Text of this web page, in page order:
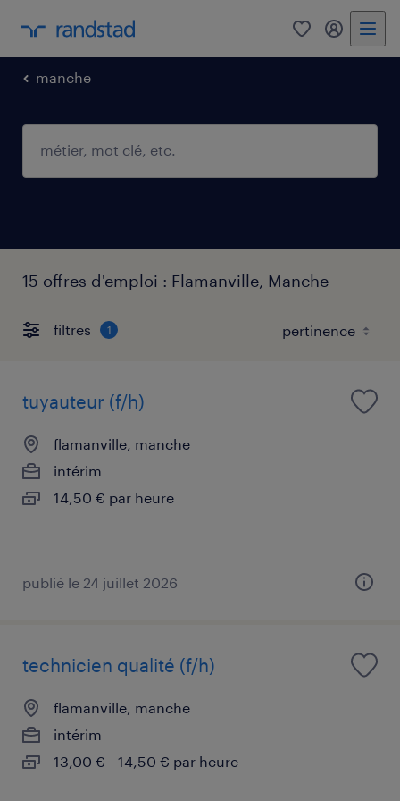
0 mon
manche
15 offres d'emploi : Flamanville, Manche
filtres 1
tuyauteur (f/h)
flamanville, manche
intérim
14,50 € par heure
publié le 24 juillet 2026
technicien qualité (f/h)
flamanville, manche
intérim
13,00 € - 14,50 € par heure